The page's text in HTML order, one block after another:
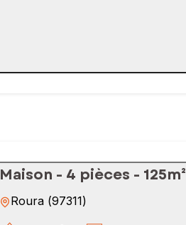
Maison - 4 pièces - 125m²
Roura (97311)